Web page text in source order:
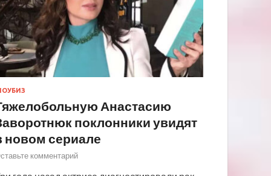
Анастасию
поклонники увидят
новом сериале
комментарий